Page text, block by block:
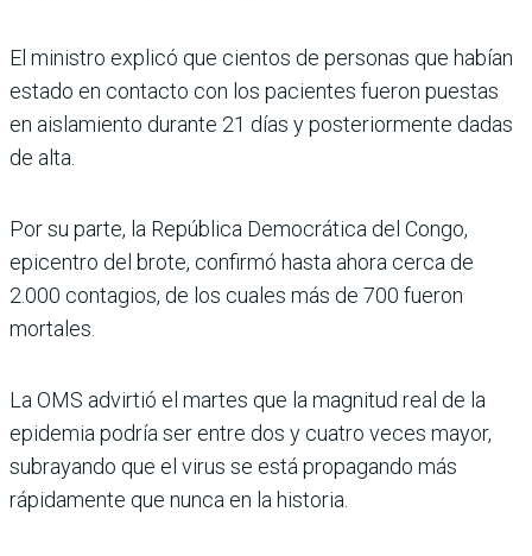
El ministro explicó que cientos de personas que habían
estado en contacto con los pacientes fueron puestas
en aislamiento durante 21 días y posteriormente dadas
de alta.
Por su parte, la República Democrática del Congo,
epicentro del brote, confirmó hasta ahora cerca de
2.000 contagios, de los cuales más de 700 fueron
mortales.
La OMS advirtió el martes que la magnitud real de la
epidemia podría ser entre dos y cuatro veces mayor,
subrayando que el virus se está propagando más
rápidamente que nunca en la historia.